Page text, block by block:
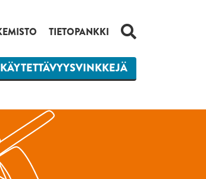
TIETOPANKKI HAKU
KÄYTETTÄVYYSVINKKEJÄ